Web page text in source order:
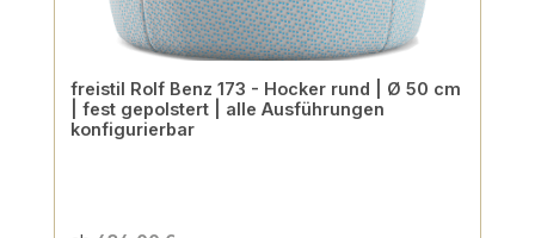
freistil Rolf Benz 173 - Hocker rund | Ø 50 cm
| fest gepolstert | alle Ausführungen
konfigurierbar